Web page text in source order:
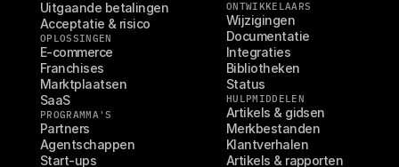
Uitgaande betalingen
Acceptatie & risico
OPLOSSINGEN
E-commerce
Franchises
Marktplaatsen
SaaS
PROGRAMMA'S
Partners
Agentschappen
Start-ups
ONTWIKKELAARS
Wijzigingen
Documentatie
Integraties
Bibliotheken
Status
HULPMIDDELEN
Artikels & gidsen
Merkbestanden
Klantverhalen
Artikels & rapporten